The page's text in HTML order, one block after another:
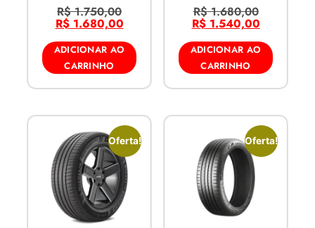
R$1.750,00
R$1.680,00
ADICIONAR AO
CARRINHO
R$1.680,00
R$1.540,00
ADICIONAR AO
CARRINHO
Oferta! Oferta!